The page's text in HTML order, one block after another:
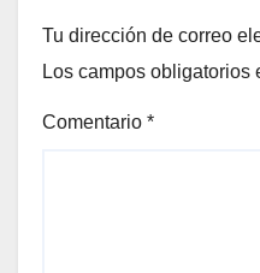
Tu dirección de correo
Los campos obligatorios
Comentario *